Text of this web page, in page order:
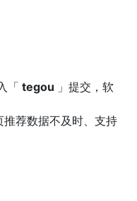
「 tegou 」提交，软
荐数据不及时、支持